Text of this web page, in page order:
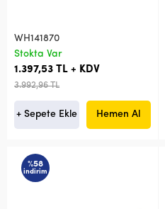
WH141870
Stokta Var
1.397,53 TL + KDV
3.992,96 TL
+ Sepete Ekle Hemen Al
%58
indirim